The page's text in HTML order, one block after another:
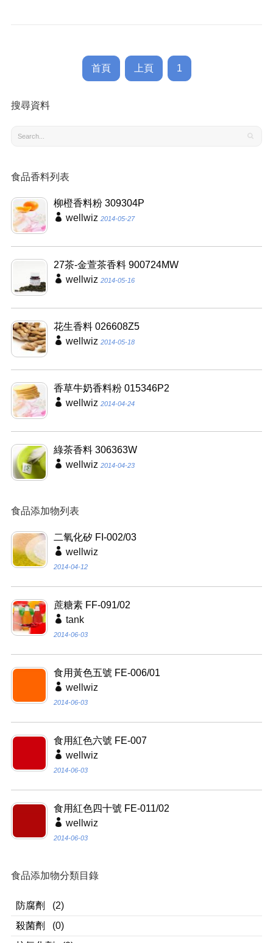
首頁 上頁 1
搜尋資料
食品香料列表
柳橙香料粉 309304P
wellwiz 2014-05-27
27茶-金萱茶香料 900724MW
wellwiz 2014-05-16
花生香料 026608Z5
wellwiz 2014-05-18
香草牛奶香料粉 015346P2
wellwiz 2014-04-24
綠茶香料 306363W
wellwiz 2014-04-23
食品添加物列表
二氧化矽 FI-002/03
wellwiz
2014-04-12
蔗糖素 FF-091/02
tank
2014-06-03
食用黃色五號 FE-006/01
wellwiz
2014-06-03
食用紅色六號 FE-007
wellwiz
2014-06-03
食用紅色四十號 FE-011/02
wellwiz
2014-06-03
食品添加物分類目錄
防腐劑
(2)
殺菌劑
(0)